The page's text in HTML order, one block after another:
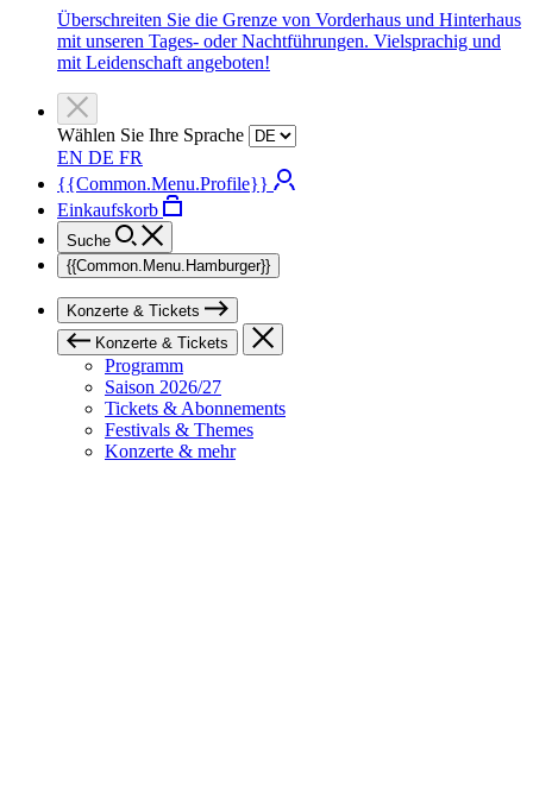
Überschreiten Sie die Grenze von Vorderhaus und Hinterhaus
mit unseren Tages- oder Nachtführungen. Vielsprachig und
mit Leidenschaft angeboten!
Wählen Sie Ihre Sprache
EN DE FR
{{Common.Menu.Profile}}
Einkaufskorb
Suche
{{Common.Menu.Hamburger}}
Konzerte & Tickets
Konzerte & Tickets
Programm
Saison 2026/27
Tickets & Abonnements
Festivals & Themes
Konzerte & mehr